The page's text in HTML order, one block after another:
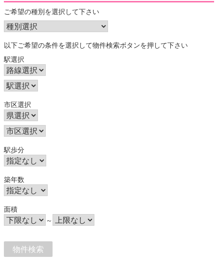
ご希望の種別を選択して下さい
以下ご希望の条件を選択して物件検索ボタンを押して下さい
駅選択
市区選択
駅歩分
築年数
面積
～